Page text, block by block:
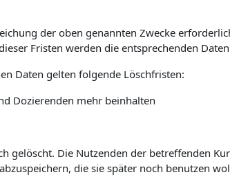
der oben genannten Zwecke
Fristen werden die entsprechenden
Daten gelten folgende Löschfristen:
Dozierenden mehr beinhalten
Die Nutzenden der betreffenden
die sie später noch benutzen